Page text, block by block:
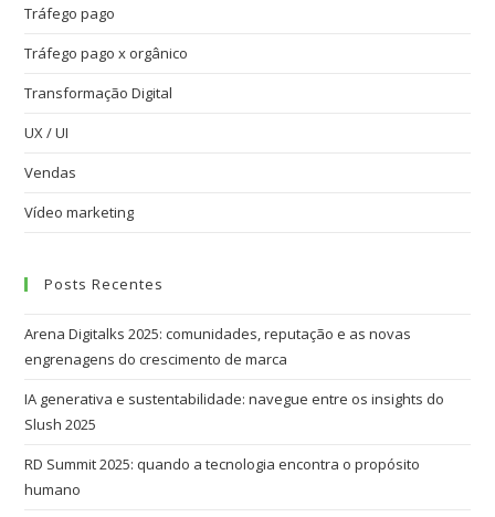
Tráfego pago
Tráfego pago x orgânico
Transformação Digital
UX / UI
Vendas
Vídeo marketing
Posts Recentes
Arena Digitalks 2025: comunidades, reputação e as novas
engrenagens do crescimento de marca
IA generativa e sustentabilidade: navegue entre os insights do
Slush 2025
RD Summit 2025: quando a tecnologia encontra o propósito
humano